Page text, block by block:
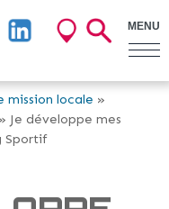
MENU
mission locale »
» Je développe mes
Sportif